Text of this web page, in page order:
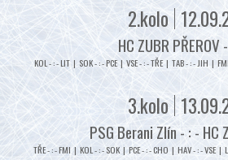
2.kolo
HC ZUBR
KOL - : - LIT | SOK - : - PCE | VSE - : - TŘE | TAB - : - JIH |
3.kolo
PSG Berani Zlín - : - HC
TŘE - : - FMI | KOL - : - SOK | PCE - : - CHO | HAV - : - VSE |